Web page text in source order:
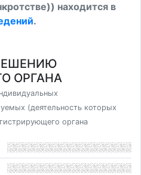
находится в
.
ОРГАНА
(деятельность которых
органа